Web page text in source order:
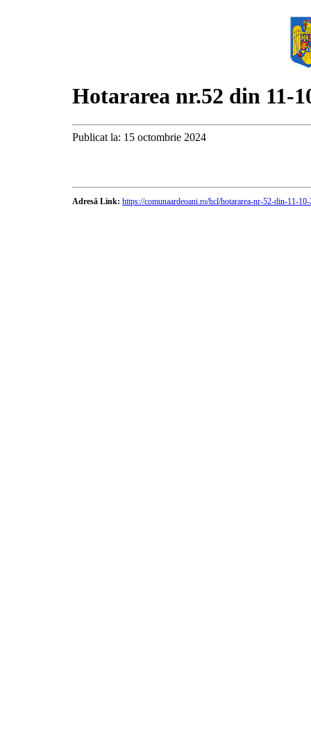
Hotararea nr.52 din 11-
Publicat la: 15 octombrie 2024
Adresă Link: https://comunaardeoani.ro/hcl/hotararea-nr-52-din-11-